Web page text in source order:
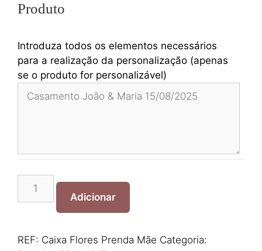
Produto
Introduza todos os elementos necessários
para a realização da personalização (apenas
se o produto for personalizável)
Quantidade
Prenda
Adicionar
REF: Caixa Flores Prenda Mãe Categoria: